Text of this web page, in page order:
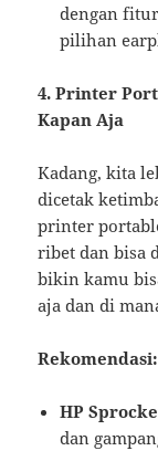
dengan
pilihan
4. Printer
Kapan Aja
Kadang, kita
dicetak
printer
ribet dan bisa
bikin kamu
aja dan di
Rekomendasi:
HP
dan